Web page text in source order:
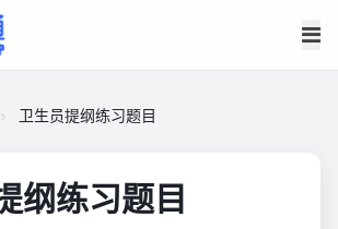
卫生员提纲练习题目
纲练习题目